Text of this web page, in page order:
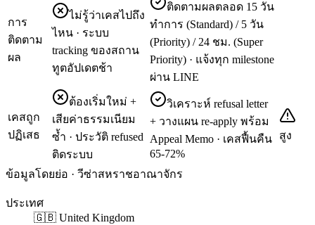
การ
ติดตาม
ผล
ไม่รู้ว่าเคสไปถึง
ไหน · ระบบ
tracking ของสถาน
ทูตอัปเดตช้า
ติดตามผลตลอด 15 วัน
ทำการ (Standard) / 5 วัน
(Priority) / 24 ชม. (Super
Priority) · แจ้งทุก milestone
ผ่าน LINE
เคสถูก
ปฏิเสธ
ต้องเริ่มใหม่ +
เสียค่าธรรมเนียม
ซ้ำ · ประวัติ refused
ติดระบบ
วิเคราะห์ refusal letter
+ วางแผน re-apply พร้อม
Appeal Memo · เคสฟื้นคืน
65-72%
สูง
ข้อมูลโดยย่อ · วีซ่าสหราชอาณาจักร
ประเทศ
🇬🇧 United Kingdom